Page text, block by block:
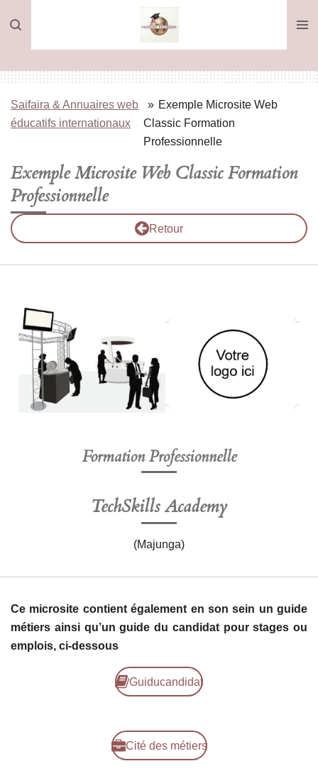
au
contenu
principal
Saifaira & Annuaires web
éducatifs internationaux
» Exemple Microsite Web
Classic Formation
Professionnelle
Exemple Microsite Web Classic Formation
Professionnelle
Retour
Formation Professionnelle
TechSkills Academy
(Majunga)
Ce microsite contient également en son sein un guide
métiers ainsi qu’un guide du candidat pour stages ou
emplois, ci-dessous
Guiducandidat
Cité des métiers